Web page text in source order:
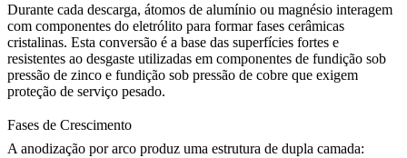
Durante cada descarga, átomos de alumínio ou magnésio interagem
com componentes do eletrólito para formar fases cerâmicas
cristalinas. Esta conversão é a base das superfícies fortes e
resistentes ao desgaste utilizadas em componentes de fundição sob
pressão de zinco e fundição sob pressão de cobre que exigem
proteção de serviço pesado.
Fases de Crescimento
A anodização por arco produz uma estrutura de dupla camada: